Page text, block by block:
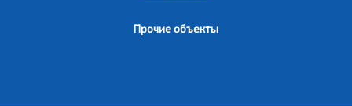
Прочие объекты